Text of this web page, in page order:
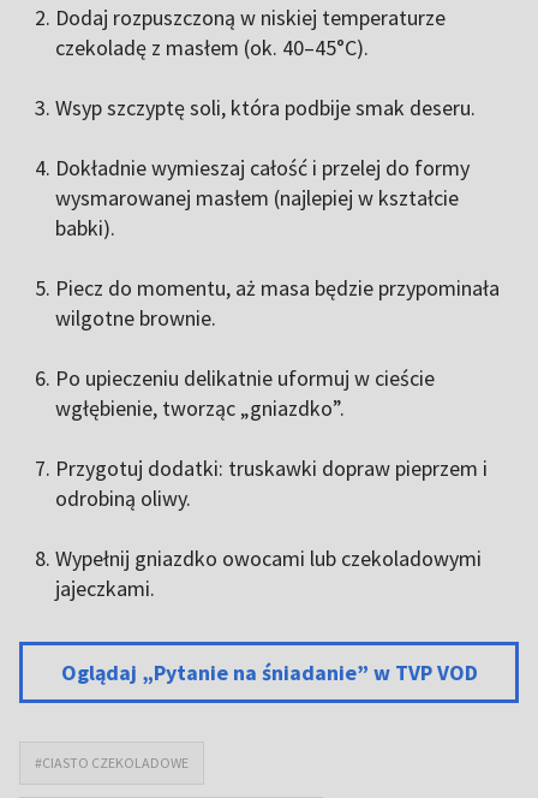
Dodaj rozpuszczoną w niskiej temperaturze
czekoladę z masłem (ok. 40–45°C).
Wsyp szczyptę soli, która podbije smak deseru.
Dokładnie wymieszaj całość i przelej do formy
wysmarowanej masłem (najlepiej w kształcie
babki).
Piecz do momentu, aż masa będzie przypominała
wilgotne brownie.
Po upieczeniu delikatnie uformuj w cieście
wgłębienie, tworząc „gniazdko”.
Przygotuj dodatki: truskawki dopraw pieprzem i
odrobiną oliwy.
Wypełnij gniazdko owocami lub czekoladowymi
jajeczkami.
Oglądaj „Pytanie na śniadanie” w TVP VOD
#CIASTO CZEKOLADOWE